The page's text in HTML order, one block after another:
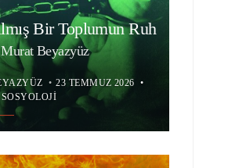
Bir Toplumun Ruh
Murat Beyazyüz
• 23 TEMMUZ 2026 •
SOSYOLOJI